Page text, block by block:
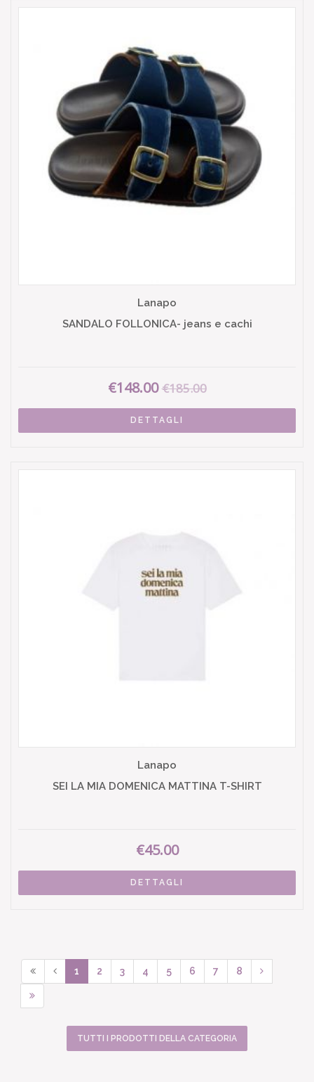
Lanapo
SANDALO FOLLONICA- jeans e cachi
€148.00 €185.00
DETTAGLI
Lanapo
SEI LA MIA DOMENICA MATTINA T-SHIRT
€45.00
DETTAGLI
1 2 3 4 5 6 7 8
TUTTI I PRODOTTI DELLA CATEGORIA